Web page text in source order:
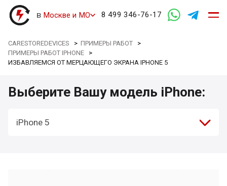
в Москве и МО 8 499 346-76-17
CARESTOREDEVICES >ПРИМЕРЫ РАБОТ >
ПРИМЕРЫ РАБОТ IPHONE >
ИЗБАВЛЯЕМСЯ ОТ МЕРЦАЮЩЕГО ЭКРАНА IPHONE 5
Выберите Вашу модель iPhone:
iPhone 5